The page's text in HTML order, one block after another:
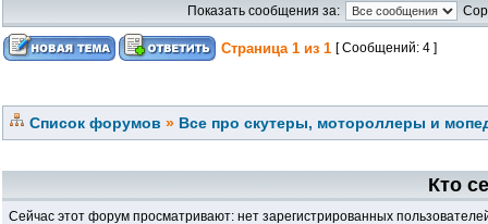
Показать сообщения за:
Страница 1 из 1 [ Сообщений: 4 ]
Список форумов » Все про скутеры, мотороллеры и
Кто
Сейчас этот форум просматривают: нет зарегистрированных